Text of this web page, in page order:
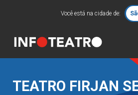
Você está na cidade de:
TEATRO FIRJAN